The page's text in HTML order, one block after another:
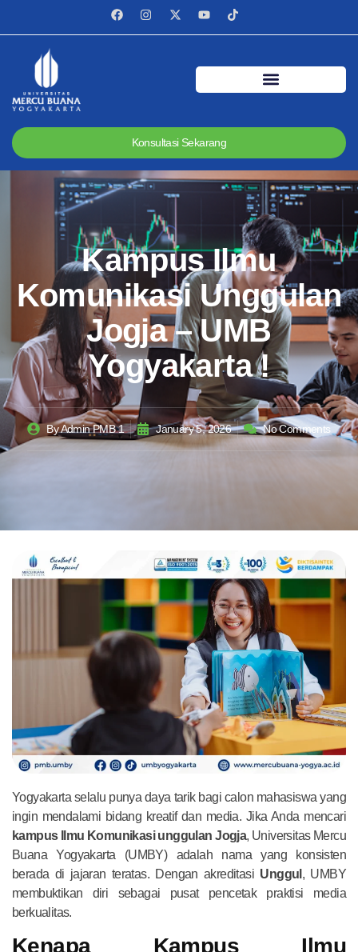
Konsultasi Sekarang
Kampus Ilmu
Komunikasi Unggulan
Jogja – UMB
Yogyakarta !
ByAdmin PMB 1 January 5, 2026 No Comments
Yogyakarta selalu punya daya tarik bagi calon mahasiswa yang
ingin mendalami bidang kreatif dan media. Jika Anda mencari
kampus Ilmu Komunikasi unggulan Jogja, Universitas Mercu
Buana Yogyakarta (UMBY) adalah nama yang konsisten
berada di jajaran teratas. Dengan akreditasi Unggul , UMBY
membuktikan diri sebagai pusat pencetak praktisi media
berkualitas.
Kenapa Kampus Ilmu